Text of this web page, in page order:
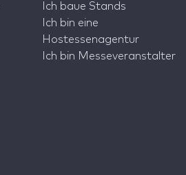
Ich baue Stands
Ich bin eine
Hostessenagentur
Ich bin Messeveranstalter